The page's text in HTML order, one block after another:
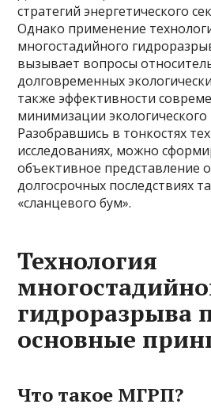
стратегий энергетического
Однако применение
многостадийного
вызывает вопросы
долговременных
также эффективности
минимизации экологического
Разобравшись в тонкостях
исследованиях, можно
объективное представление
долгосрочных последствиях
«сланцевого бум».
Технология
гидроразрыва
основные
Что такое МГРП?